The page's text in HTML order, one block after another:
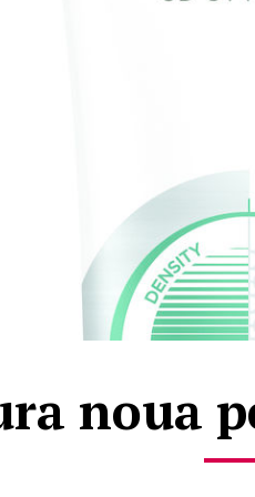
noua